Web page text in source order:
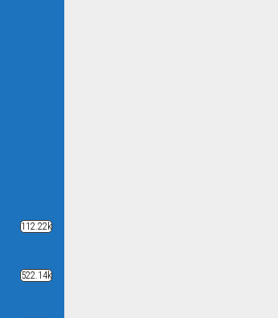
112.22k
522.14k